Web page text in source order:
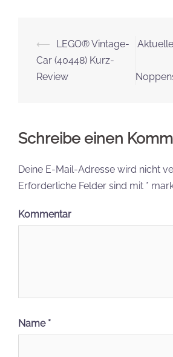
Beitrags-
Navigation
⟵
LEGO® Vintage-
Car (40448) Kurz-
Review
Schreibe einen
Deine E-Mail-Adresse wird nicht
Erforderliche Felder sind mit *
Kommentar
Name *